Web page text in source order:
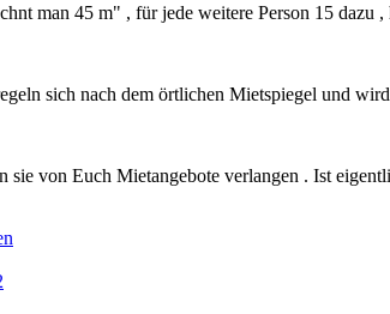
man 45 m" , für jede weitere Person 15 dazu
sich nach dem örtlichen Mietspiegel und
sie von Euch Mietangebote verlangen . Ist